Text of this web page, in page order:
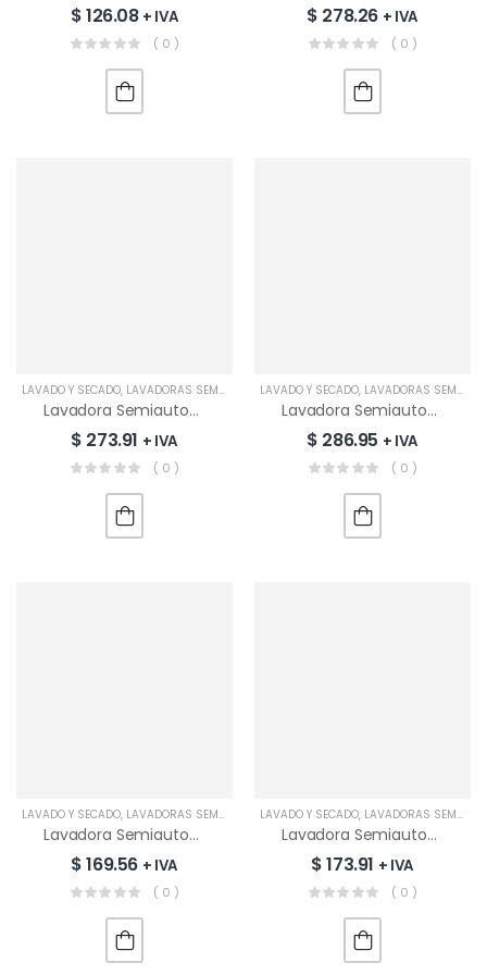
$126.08 + IVA
( 0 )
$ 278.26 + IVA
( 0 )
LAVADO Y SECADO, LAVADORAS SEMIAUTOMÁTICAS
Lavadora Semiautomática INNOVA 19KG | IN-LAV19TTW01-MI
$ 273.91 + IVA
( 0 )
LAVADO Y SECADO, LAVADORAS SEMIAUTOMÁTICAS
Lavadora Semiautomática LG 18KG | WP18WAR
$ 286.95 + IVA
( 0 )
LAVADO Y SECADO, LAVADORAS SEMIAUTOMÁTICAS
Lavadora Semiautomática MABE 11KG | LMDX3123HBAB0
$169.56 + IVA
( 0 )
LAVADO Y SECADO, LAVADORAS SEMIAUTOMÁTICAS
Lavadora Semiautomática MABE 13KG | LMDX3123HBAB0
$173.91 + IVA
( 0 )